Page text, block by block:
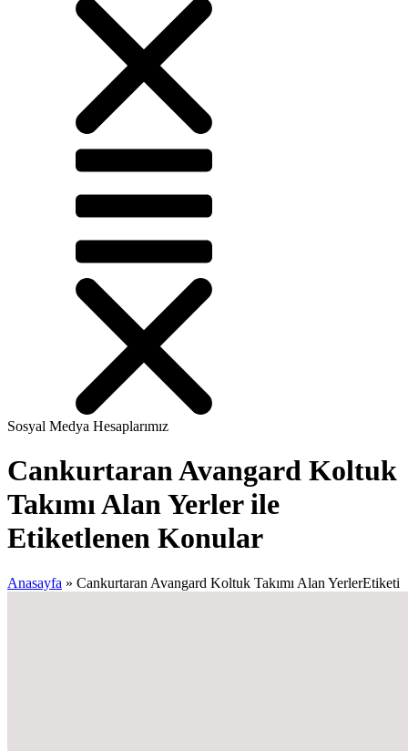
Sosyal Medya Hesaplarımız
Cankurtaran Avangard Koltuk
Takımı Alan Yerler ile
Etiketlenen Konular
Anasayfa » Cankurtaran Avangard Koltuk Takımı Alan YerlerEtiketi